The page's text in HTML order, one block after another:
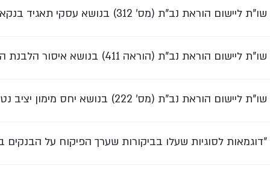
שו"ת ליישום הוראת נב"ת (מס' 312) בנושא עסקי תאגיד בנקאי עם אנשים קשורים
שו"ת ליישום הוראת נב"ת (הוראה 411) בנושא איסור הלבנת הון ומימון טרור בסולקים
שו"ת ליישום הוראת נב"ת (מס' 222) בנושא יחס מימון יציב נטו
"דוגמאות לסוגיות שעלו בביקורות שערך הפיקוח על הבנקים